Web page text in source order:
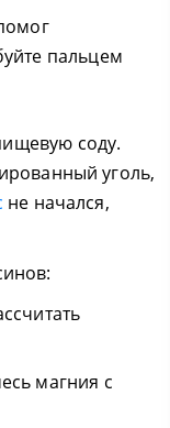
пальцем
соду.
уголь,
не начался,
магния с